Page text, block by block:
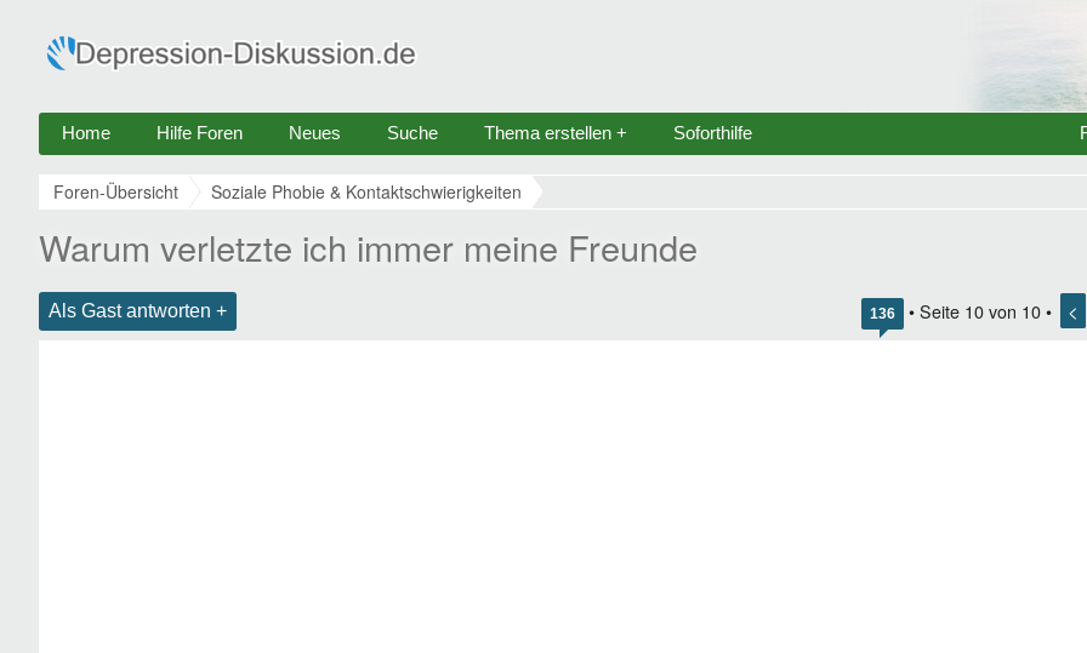
Home Hilfe Foren Neues Suche Thema erstellen + Soforthilfe
Foren-Übersicht Soziale Phobie & Kontaktschwierigkeiten
Warum verletzte ich immer meine Freunde
Als Gast antworten + 136 • Seite 10 von 10 • <